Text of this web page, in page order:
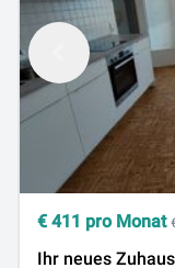
€ 411 pro Monat
Ihr neues